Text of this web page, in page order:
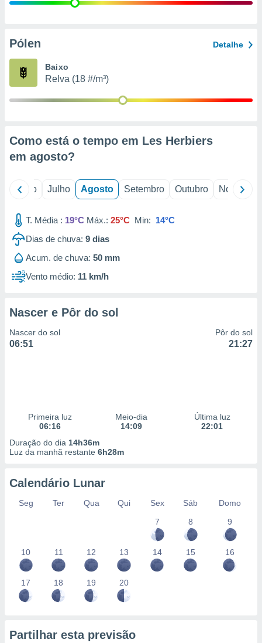
e
de
Pólen Detalhe
Baixo
Relva (18 #/m³)
Como está o tempo em Les Herbiers
em agosto?
Junho Julho Agosto Setembro Outubro Novembro
T. Média : 19°C Máx.: 25°C Min: 14°C
Dias de chuva: 9 dias
Acum. de chuva: 50 mm
Vento médio: 11 km/h
Nascer e Pôr do sol
Nascer do sol
06:51
Pôr do sol
21:27
Primeira luz
06:16
Meio-dia
14:09
Última luz
22:01
Duração do dia 14h36m
Luz da manhã restante 6h28m
Calendário Lunar
Seg Ter Qua Qui Sex Sáb
Domo
7
8 9
10 11 12 13 14 15 16
17 18 19 20
Partilhar esta previsão